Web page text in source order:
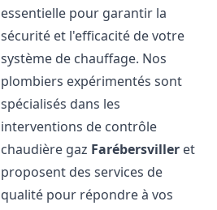
essentielle pour garantir la
sécurité et l'efficacité de votre
système de chauffage. Nos
plombiers expérimentés sont
spécialisés dans les
interventions de contrôle
chaudière gaz Farébersviller et
proposent des services de
qualité pour répondre à vos